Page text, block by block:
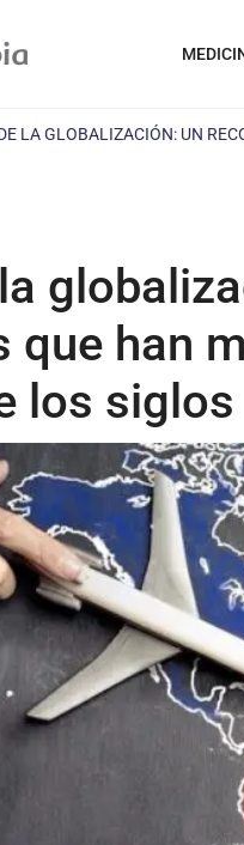
LA GLOBALIZACIÓN: UN
que han
los siglos